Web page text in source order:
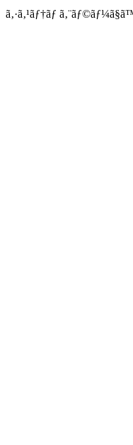
ã‚·ã‚¹ãƒ†ãƒ